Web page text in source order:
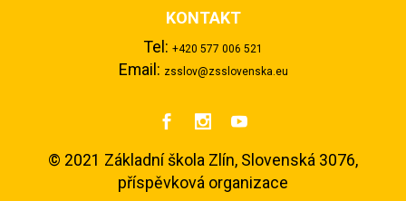
KONTAKT
Tel: +420 577 006 521
Email: zsslov@zsslovenska.eu
  
© 2021 Základní škola Zlín, Slovenská 3076,
příspěvková organizace